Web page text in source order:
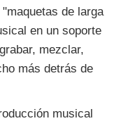
de larga
en un soporte
mezclar,
más detrás de
musical